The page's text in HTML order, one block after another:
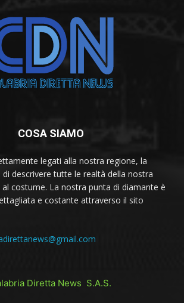
COSA SIAMO
legati alla nostra regione, la
di descrivere tutte le realtà della nostra
costume. La nostra punta di diamante è
e costante attraverso il sito
Diretta News S.A.S.